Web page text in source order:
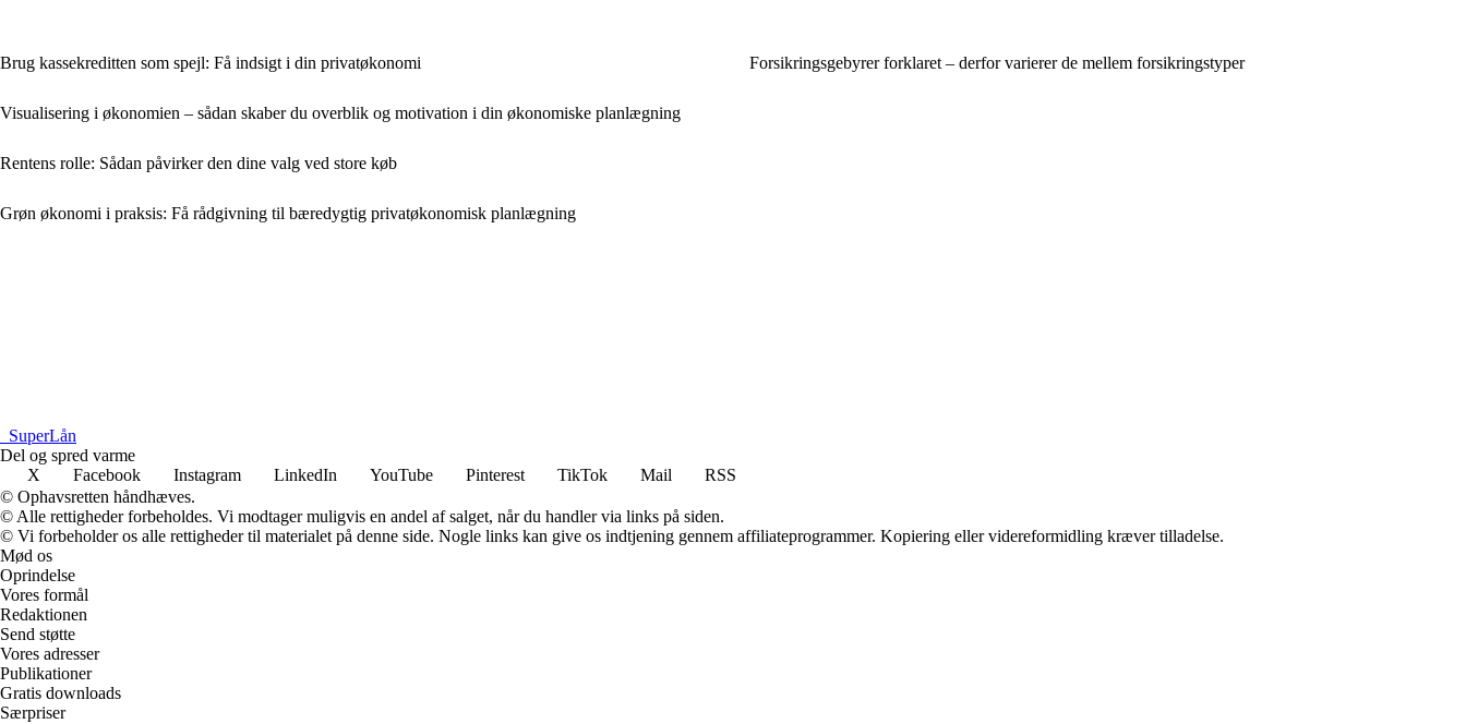
Brug kassekreditten som spejl: Få indsigt i din privatøkonomi
Visualisering i økonomien – sådan skaber du overblik og motivation i din økonomiske planlægning
Rentens rolle: Sådan påvirker den dine valg ved store køb
Grøn økonomi i praksis: Få rådgivning til bæredygtig privatøkonomisk planlægning
Forsikringsgebyrer forklaret – derfor varierer de mellem forsikringstyper
SuperLån
Del og spred varme
X
Facebook Instagram LinkedIn YouTube Pinterest TikTok Mail
RSS
© Ophavsretten håndhæves.
© Alle rettigheder forbeholdes. Vi modtager muligvis en andel af salget, når du handler via links på siden.
© Vi forbeholder os alle rettigheder til materialet på denne side. Nogle links kan give os indtjening gennem affiliateprogrammer. Kopiering eller videreformidling kræver tilladelse.
Mød os
Oprindelse
Vores formål
Redaktionen
Send støtte
Vores adresser
Publikationer
Gratis downloads
Særpriser